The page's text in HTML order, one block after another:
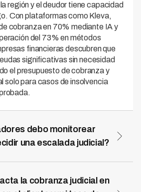
región y el deudor tiene capacidad
Con plataformas como Kleva,
cobranza en 70% mediante IA y
del 73% en métodos
financieras descubren que
significativas sin necesidad
el presupuesto de cobranza y
solo para casos de insolvencia
debo monitorear
una escalada judicial?
fallidos, cambios en datos de
la cobranza judicial en